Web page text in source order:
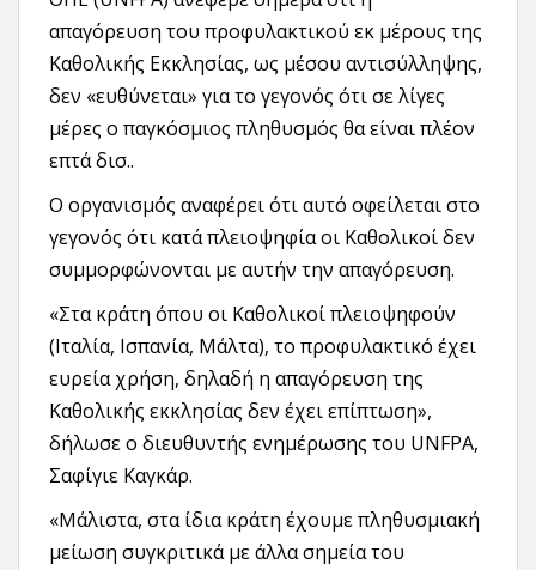
απαγόρευση του προφυλακτικού εκ μέρους της
Καθολικής Eκκλησίας, ως μέσου αντισύλληψης,
δεν «ευθύνεται» για το γεγονός ότι σε λίγες
μέρες ο παγκόσμιος πληθυσμός θα είναι πλέον
επτά δισ..
Ο οργανισμός αναφέρει ότι αυτό οφείλεται στο
γεγονός ότι κατά πλειοψηφία οι Καθολικοί δεν
συμμορφώνονται με αυτήν την απαγόρευση.
«Στα κράτη όπου οι Καθολικοί πλειοψηφούν
(Ιταλία, Ισπανία, Μάλτα), το προφυλακτικό έχει
ευρεία χρήση, δηλαδή η απαγόρευση της
Καθολικής εκκλησίας δεν έχει επίπτωση»,
δήλωσε ο διευθυντής ενημέρωσης του UNFPA,
Σαφίγιε Καγκάρ.
«Μάλιστα, στα ίδια κράτη έχουμε πληθυσμιακή
μείωση συγκριτικά με άλλα σημεία του